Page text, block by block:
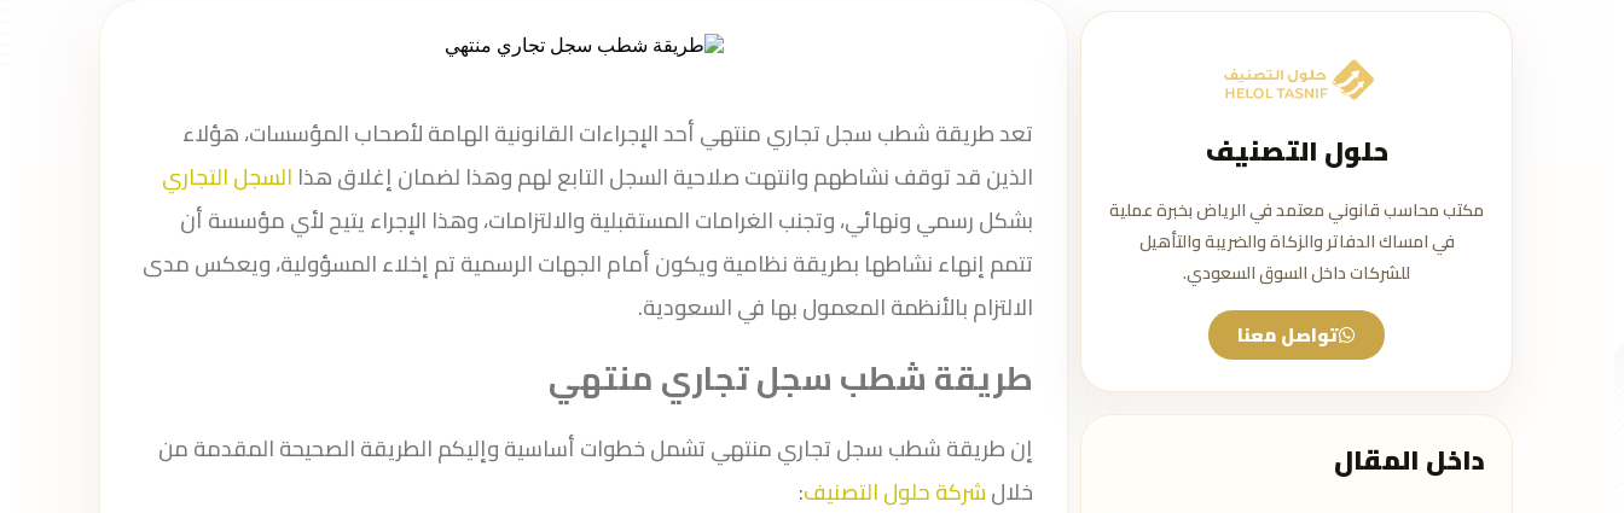
تعد طريقة شطب سجل تجاري منتهي أحد الإجراءات القانونية الهامة لأصحاب المؤسسات، هؤلاء
الذين قد توقف نشاطهم وانتهت صلاحية السجل التابع لهم وهذا لضمان إغلاق هذا السجل التجاري
بشكل رسمي ونهائي، وتجنب الغرامات المستقبلية والالتزامات، وهذا الإجراء يتيح لأي مؤسسة أن
تتمم إنهاء نشاطها بطريقة نظامية ويكون أمام الجهات الرسمية تم إخلاء المسؤولية، ويعكس مدى
الالتزام بالأنظمة المعمول بها في السعودية.
طريقة شطب سجل تجاري منتهي
إن طريقة شطب سجل تجاري منتهي تشمل خطوات أساسية وإليكم الطريقة الصحيحة المقدمة من
خلالشركة حلول التصنيف:
حلول التصنيف
مكتب محاسب قانوني معتمد في الرياض بخبرة عملية
في امساك الدفاتر والزكاة والضريبة والتأهيل
للشركات داخل السوق السعودي.
تواصل معنا
داخل المقال